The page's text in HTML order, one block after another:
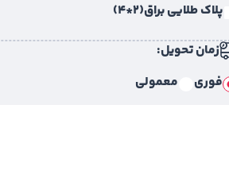
پلاک طلایی براق(2*4)
زمان تحویل:
فوری
معمولی